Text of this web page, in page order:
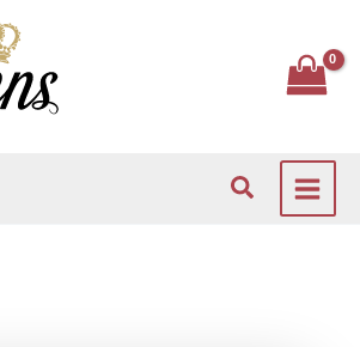
Αναζήτηση